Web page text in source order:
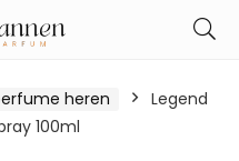
heren
Legend
100ml